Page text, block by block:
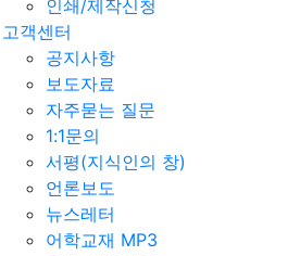
인쇄/제작신청
고객센터
공지사항
보도자료
자주묻는 질문
1:1문의
서평(지식인의 창)
언론보도
뉴스레터
어학교재 MP3